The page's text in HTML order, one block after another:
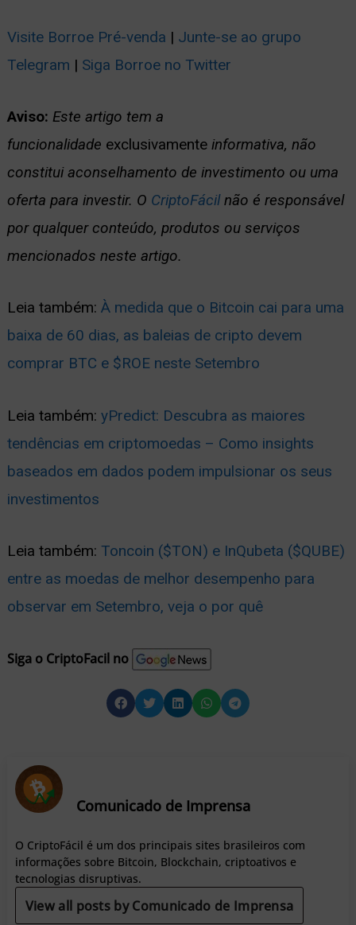
Visite Borroe Pré-venda | Junte-se ao grupo
Telegram | Siga Borroe no Twitter
Aviso: Este artigo tem a
funcionalidade exclusivamenteinformativa, não
constitui aconselhamento de investimento ou uma
oferta para investir. O CriptoFácilnão é responsável
por qualquer conteúdo, produtos ou serviços
mencionados neste artigo.
Leia também: À medida que o Bitcoin cai para uma
baixa de 60 dias, as baleias de cripto devem
comprar BTC e $ROE neste Setembro
Leia também: yPredict: Descubra as maiores
tendências em criptomoedas – Como insights
baseados em dados podem impulsionar os seus
investimentos
Leia também: Toncoin ($TON) e InQubeta ($QUBE)
entre as moedas de melhor desempenho para
observar em Setembro, veja o por quê
Siga o CriptoFacil no
Comunicado de Imprensa
O CriptoFácil é um dos principais sites brasileiros com
informações sobre Bitcoin, Blockchain, criptoativos e
tecnologias disruptivas.
View all posts by Comunicado de Imprensa